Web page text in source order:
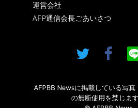
運営会社
AFP通信会長ごあいさつ
AFPBB Newsに掲載している写真
の無断使用を禁じます